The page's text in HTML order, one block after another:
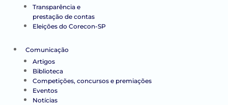
Transparência e
prestação de contas
Eleições do Corecon-SP
Comunicação
Artigos
Biblioteca
Competições, concursos e premiações
Eventos
Notícias